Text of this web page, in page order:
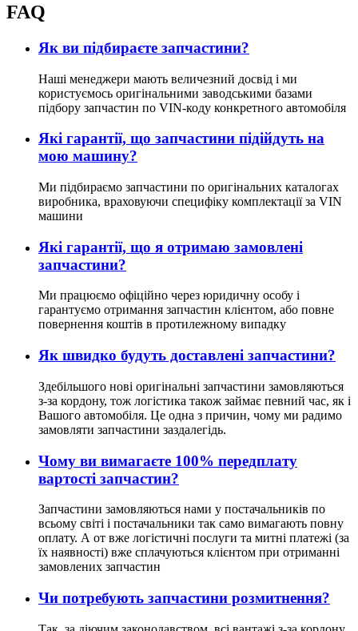
FAQ
Як ви підбираєте запчастини?
Наші менеджери мають величезний досвід і ми
користуємось оригінальними заводськими базами
підбору запчастин по VIN-коду конкретного автомобіля
Які гарантії, що запчастини підійдуть на
мою машину?
Ми підбираємо запчастини по оригінальних каталогах
виробника, враховуючи специфіку комплектації за VIN
машини
Які гарантії, що я отримаю замовлені
запчастини?
Ми працюємо офіційно через юридичну особу і
гарантуємо отримання запчастин клієнтом, або повне
повернення коштів в протилежному випадку
Як швидко будуть доставлені запчастини?
Здебільшого нові оригінальні запчастини замовляються
з-за кордону, тож логістика також займає певний час, як і
Вашого автомобіля. Це одна з причин, чому ми радимо
замовляти запчастини заздалегідь.
Чому ви вимагаєте 100% передплату
вартості запчастин?
Запчастини замовляються нами у постачальників по
всьому світі і постачальники так само вимагають повну
оплату. А от вже логістичні послуги та митні платежі (за
їх наявності) вже сплачуються клієнтом при отриманні
замовлених запчастин
Чи потребують запчастини розмитнення?